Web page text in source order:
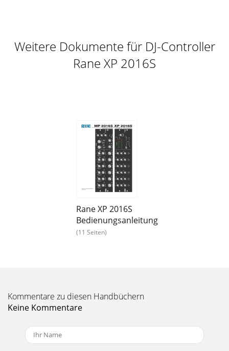
Weitere Dokumente für DJ-Controller
Rane XP 2016S
Rane XP 2016S
Bedienungsanleitung
(11 Seiten)
Kommentare zu diesen Handbüchern
Keine Kommentare